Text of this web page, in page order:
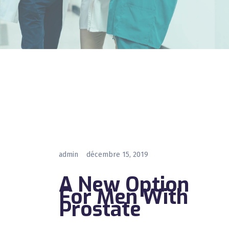
admin décembre 15, 2019
A New Option
For Men With
Prostate